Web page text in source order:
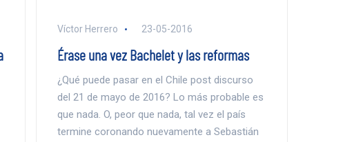
Víctor Herrero 23-05-2016
Érase una vez Bachelet y las reformas
¿Qué puede pasar en el Chile post discurso
del 21 de mayo de 2016? Lo más probable es
que nada. O, peor que nada, tal vez el país
termine coronando nuevamente a Sebastián